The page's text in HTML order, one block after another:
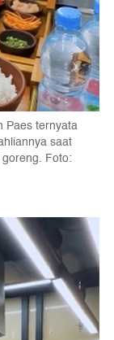
Paes ternyata
saat
Foto: